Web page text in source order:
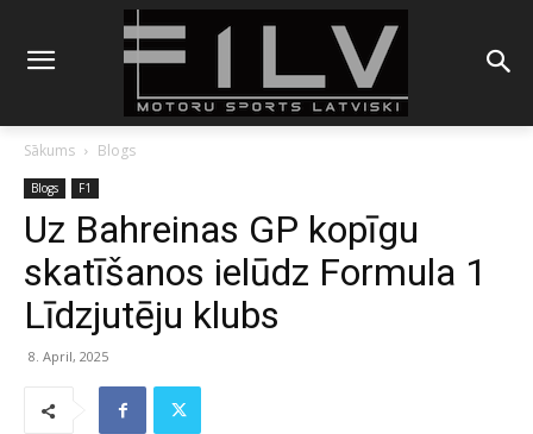
Sākums Blogs
Blogs F1
Uz Bahreinas GP kopīgu
skatīšanos ielūdz Formula 1
Līdzjutēju klubs
8. April, 2025